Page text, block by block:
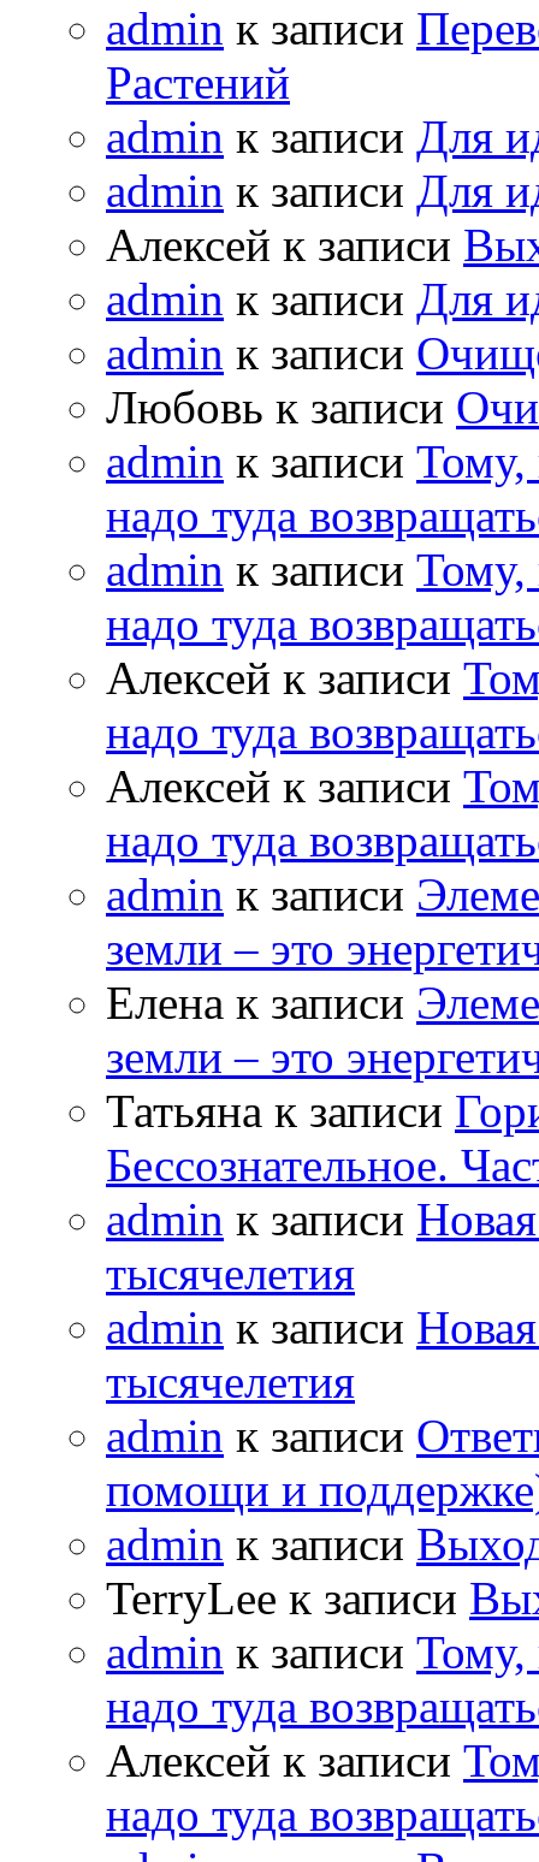
admin к записи
Растений
admin к записи Для
admin к записи Для
Алексей к записи
admin к записи Для
admin к записи
Любовь к записи
admin к записи Тому,
надо туда
admin к записи Тому,
надо туда
Алексей к записи
надо туда
Алексей к записи
надо туда
admin к записи
земли – это
Елена к записи
земли – это
Татьяна к записи
Бессознательное.
admin к записи
тысячелетия
admin к записи
тысячелетия
admin к записи
помощи и
admin к записи
TerryLee к записи
admin к записи Тому,
надо туда
Алексей к записи
надо туда